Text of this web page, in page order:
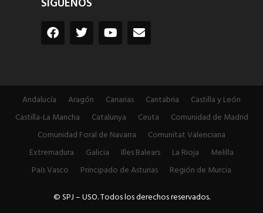
Andalucía Aragón Canarias Cantabria
Castilla y León
Castilla-La Mancha
Catalunya Ceuta
Comunidad de Madrid
Comunidad Foral de Navarra
Comunitat Valenciana
Extremadura
Galicia Illes Balears La Rioja
Melilla
País Vasco
Principado de Asturias
Región de Murcia
© SPJ – USO. Todos los derechos reservados.